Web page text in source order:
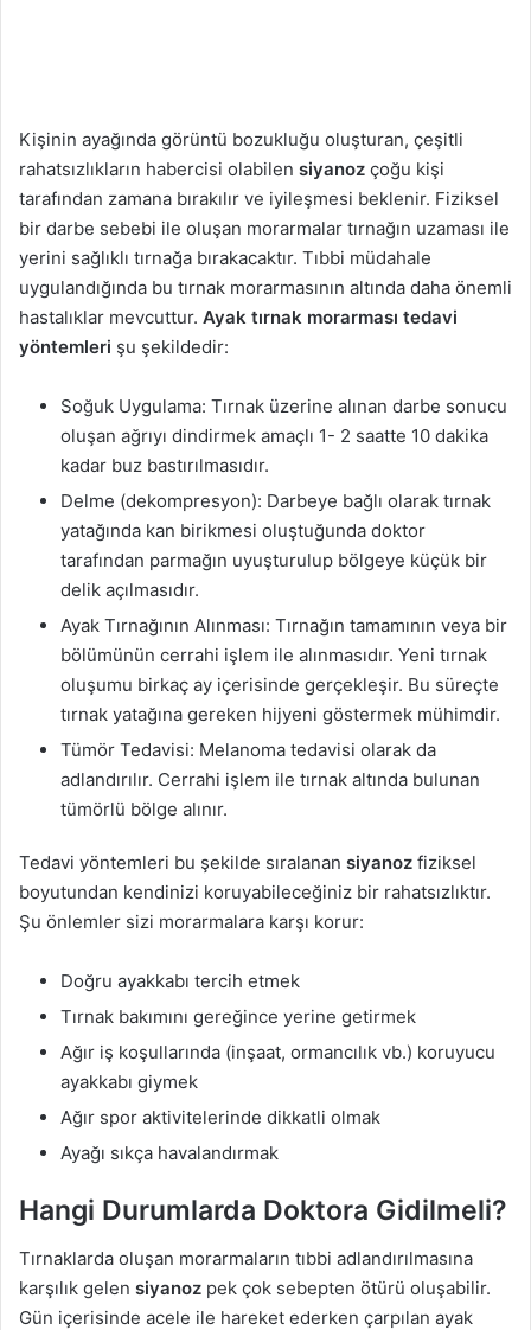
Kişinin ayağında görüntü bozukluğu oluşturan, çeşitli
rahatsızlıkların habercisi olabilen siyanoz çoğu kişi
tarafından zamana bırakılır ve iyileşmesi beklenir. Fiziksel
bir darbe sebebi ile oluşan morarmalar tırnağın uzaması ile
yerini sağlıklı tırnağa bırakacaktır. Tıbbi müdahale
uygulandığında bu tırnak morarmasının altında daha önemli
hastalıklar mevcuttur. Ayak tırnak morarması tedavi
yöntemleri şu şekildedir:
Soğuk Uygulama: Tırnak üzerine alınan darbe sonucu
oluşan ağrıyı dindirmek amaçlı 1- 2 saatte 10 dakika
kadar buz bastırılmasıdır.
Delme (dekompresyon): Darbeye bağlı olarak tırnak
yatağında kan birikmesi oluştuğunda doktor
tarafından parmağın uyuşturulup bölgeye küçük bir
delik açılmasıdır.
Ayak Tırnağının Alınması: Tırnağın tamamının veya bir
bölümünün cerrahi işlem ile alınmasıdır. Yeni tırnak
oluşumu birkaç ay içerisinde gerçekleşir. Bu süreçte
tırnak yatağına gereken hijyeni göstermek mühimdir.
Tümör Tedavisi: Melanoma tedavisi olarak da
adlandırılır. Cerrahi işlem ile tırnak altında bulunan
tümörlü bölge alınır.
Tedavi yöntemleri bu şekilde sıralanan siyanoz fiziksel
boyutundan kendinizi koruyabileceğiniz bir rahatsızlıktır.
Şu önlemler sizi morarmalara karşı korur:
Doğru ayakkabı tercih etmek
Tırnak bakımını gereğince yerine getirmek
Ağır iş koşullarında (inşaat, ormancılık vb.) koruyucu
ayakkabı giymek
Ağır spor aktivitelerinde dikkatli olmak
Ayağı sıkça havalandırmak
Hangi Durumlarda Doktora Gidilmeli?
Tırnaklarda oluşan morarmaların tıbbi adlandırılmasına
karşılık gelen siyanoz pek çok sebepten ötürü oluşabilir.
Gün içerisinde acele ile hareket ederken çarpılan ayak